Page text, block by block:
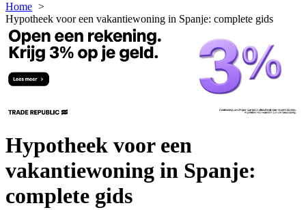
Home
Hypotheek voor een vakantiewoning in Spanje: complete gids
Hypotheek voor een
vakantiewoning in Spanje:
complete gids